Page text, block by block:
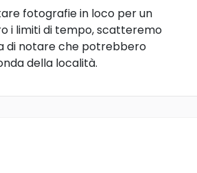
fotografie in loco per un
i limiti di tempo, scatteremo
di notare che potrebbero
della località.